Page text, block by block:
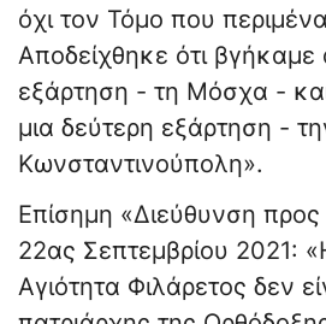
όχι τον Τόμο που
Αποδείχθηκε ότι βγήκαμε
εξάρτηση - τη Μόσχα -
μια δεύτερη εξάρτηση -
Κωνσταντινούπολη».
Επίσημη «Διεύθυνση
22ας Σεπτεμβρίου 2021:
Αγιότητα Φιλάρετος δεν